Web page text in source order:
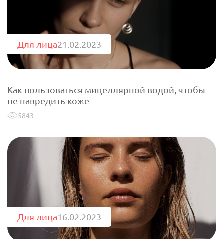
Для лица21.02.2023
Как пользоваться мицеллярной водой, чтобы
не навредить коже
5843
Для лица16.02.2023